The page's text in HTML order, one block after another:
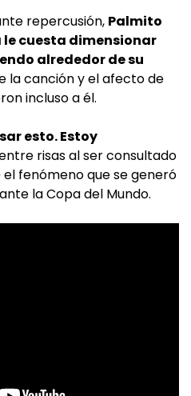
repercusión, Palmito
cuesta dimensionar
alrededor de su
la canción y el afecto de
incluso a él.
esto. Estoy
risas al ser consultado
fenómeno que se generó
la Copa del Mundo.